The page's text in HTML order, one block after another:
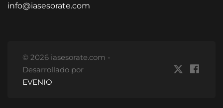
info@iasesorate.com
© 2026 iasesorate.com -
Desarrollado por
EVENIO